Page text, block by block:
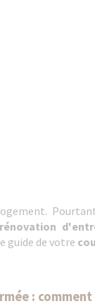
rénovation
guide de votre
: